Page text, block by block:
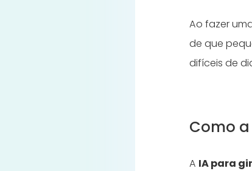
Ao fazer
de que
difíceis de
Como
A IA para